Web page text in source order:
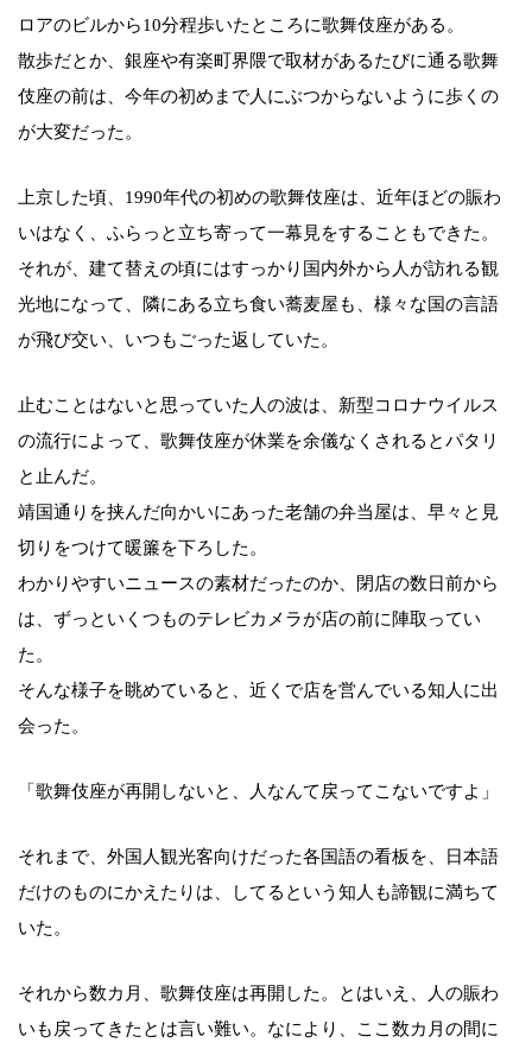
ロアのビルから10分程歩いたところに歌舞伎座がある。
散歩だとか、銀座や有楽町界隈で取材があるたびに通る歌舞
伎座の前は、今年の初めまで人にぶつからないように歩くの
が大変だった。
上京した頃、1990年代の初めの歌舞伎座は、近年ほどの賑わ
いはなく、ふらっと立ち寄って一幕見をすることもできた。
それが、建て替えの頃にはすっかり国内外から人が訪れる観
光地になって、隣にある立ち食い蕎麦屋も、様々な国の言語
が飛び交い、いつもごった返していた。
止むことはないと思っていた人の波は、新型コロナウイルス
の流行によって、歌舞伎座が休業を余儀なくされるとパタリ
と止んだ。
靖国通りを挟んだ向かいにあった老舗の弁当屋は、早々と見
切りをつけて暖簾を下ろした。
わかりやすいニュースの素材だったのか、閉店の数日前から
は、ずっといくつものテレビカメラが店の前に陣取ってい
た。
そんな様子を眺めていると、近くで店を営んでいる知人に出
会った。
「歌舞伎座が再開しないと、人なんて戻ってこないですよ」
それまで、外国人観光客向けだった各国語の看板を、日本語
だけのものにかえたりは、してるという知人も諦観に満ちて
いた。
それから数カ月、歌舞伎座は再開した。とはいえ、人の賑わ
いも戻ってきたとは言い難い。なにより、ここ数カ月の間に